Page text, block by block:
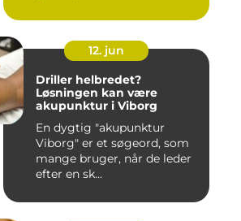
12. jun
Driller helbredet?
Løsningen kan være
akupunktur i Viborg
En dygtig "akupunktur
Viborg" er et søgeord, som
mange bruger, når de leder
efter en sk...